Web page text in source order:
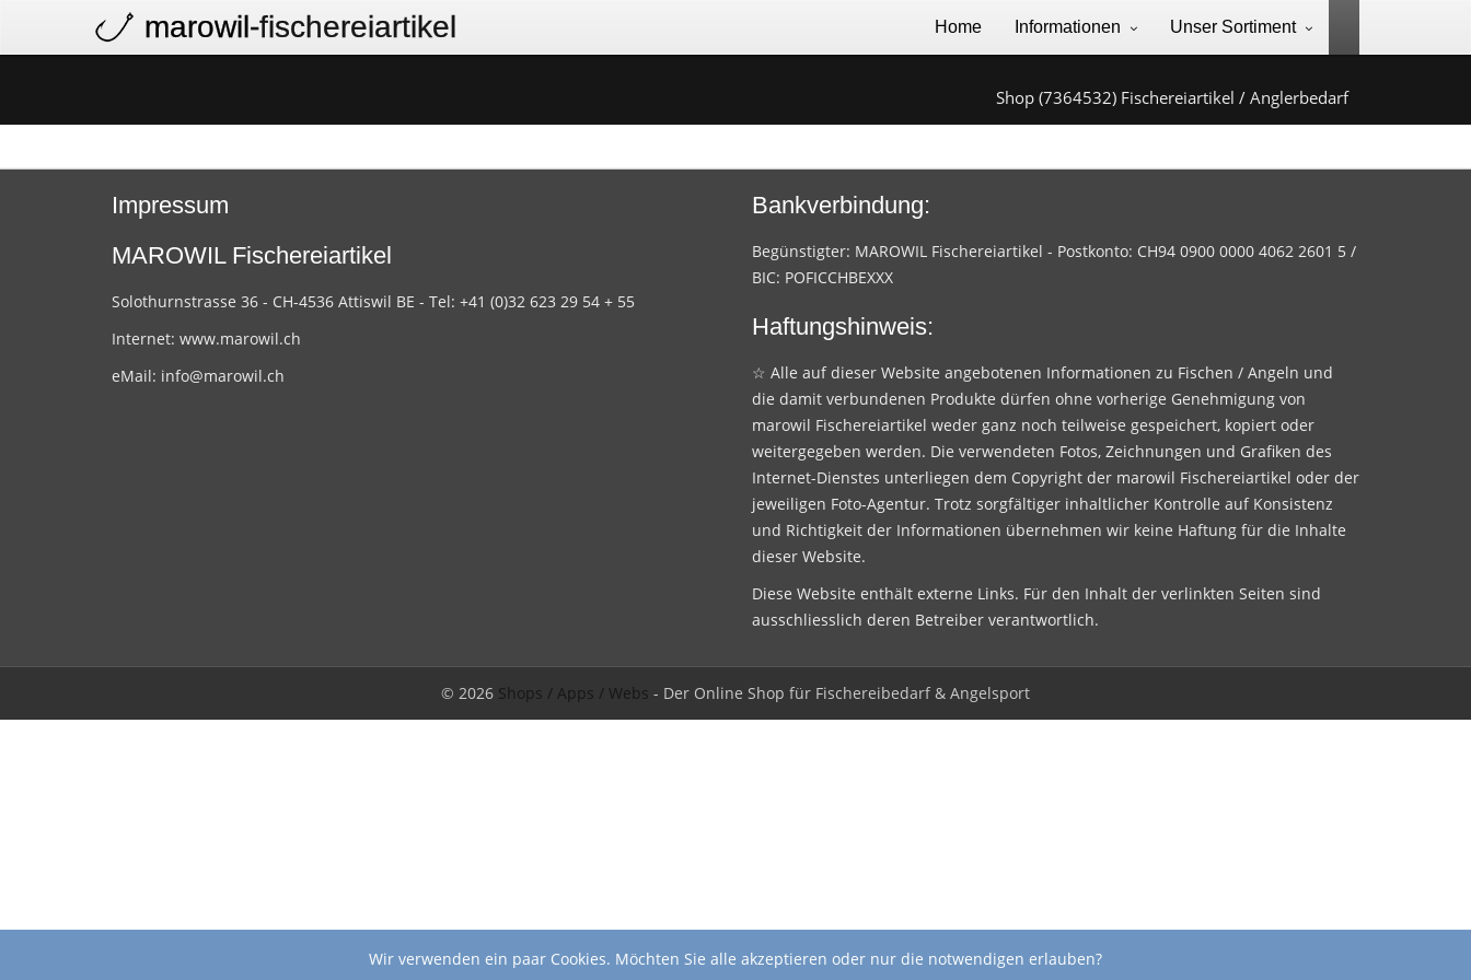
marowil-fischereiartikel Home Informationen Unser Sortiment
Shop (7364532) Fischereiartikel / Anglerbedarf
Impressum
MAROWIL Fischereiartikel
Solothurnstrasse 36 - CH-4536 Attiswil BE - Tel: +41 (0)32 623 29 54 + 55
Internet: www.marowil.ch
eMail: info@marowil.ch
Bankverbindung:
Begünstigter: MAROWIL Fischereiartikel - Postkonto: CH94 0900 0000 4062 2601 5 /
BIC: POFICCHBEXXX
Haftungshinweis:
☆ Alle auf dieser Website angebotenen Informationen zu Fischen / Angeln und
die damit verbundenen Produkte dürfen ohne vorherige Genehmigung von
marowil Fischereiartikel weder ganz noch teilweise gespeichert, kopiert oder
weitergegeben werden. Die verwendeten Fotos, Zeichnungen und Grafiken des
Internet-Dienstes unterliegen dem Copyright der marowil Fischereiartikel oder der
jeweiligen Foto-Agentur. Trotz sorgfältiger inhaltlicher Kontrolle auf Konsistenz
und Richtigkeit der Informationen übernehmen wir keine Haftung für die Inhalte
dieser Website.
Diese Website enthält externe Links. Für den Inhalt der verlinkten Seiten sind
ausschliesslich deren Betreiber verantwortlich.
© 2026 Shops / Apps / Webs - Der Online Shop für Fischereibedarf & Angelsport
Wir verwenden ein paar Cookies. Möchten Sie alle akzeptieren oder nur die notwendigen erlauben?